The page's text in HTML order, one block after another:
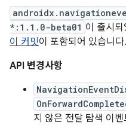
*:1.1.0-beta01 이 출시
이 커밋이 포함되어 있습니다.
API 변경사항
지 않은 전달 탐색 이